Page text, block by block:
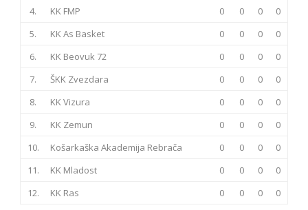
4.
KK FMP 0 0 0
0
5.
KK As Basket 0 0 0
0
6.
KK Beovuk 72 0 0 0
0
7.
ŠKK Zvezdara 0 0 0
0
8.
KK Vizura 0 0 0
0
9.
KK Zemun 0 0 0
0
10.
Košarkaška Akademija Rebrača 0 0 0
0
11.
KK Mladost 0 0 0
0
12.
KK Ras 0 0 0 0